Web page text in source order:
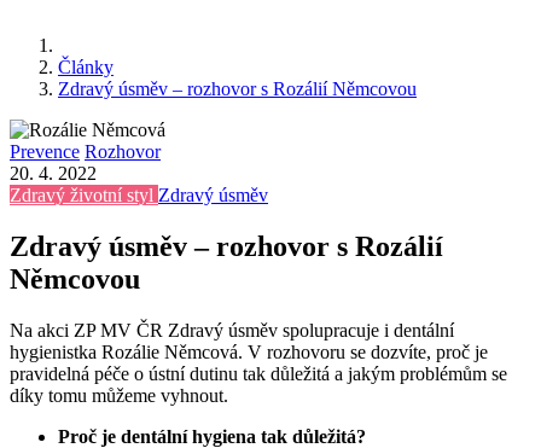
Články
Zdravý úsměv – rozhovor s Rozálií Němcovou
Prevence Rozhovor
20. 4. 2022
Zdravý životní styl Zdravý úsměv
Zdravý úsměv – rozhovor s Rozálií
Němcovou
Na akci ZP MV ČR Zdravý úsměv spolupracuje i dentální
hygienistka Rozálie Němcová. V rozhovoru se dozvíte, proč je
pravidelná péče o ústní dutinu tak důležitá a jakým problémům se
díky tomu můžeme vyhnout.
Proč je dentální hygiena tak důležitá?